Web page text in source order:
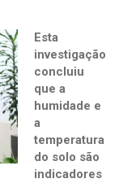
Esta
investigação
concluiu
que a
humidade e
a
temperatura
do solo são
indicadores